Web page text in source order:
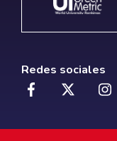
Redes sociales